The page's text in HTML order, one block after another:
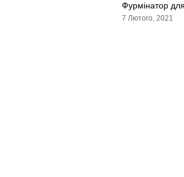
Фурмінатор
7 Лютого, 2021